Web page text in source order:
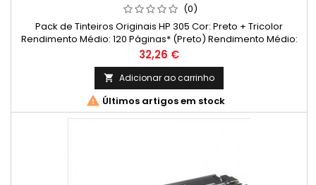
(0)
Pack de Tinteiros Originais HP 305 Cor: Preto + Tricolor
Rendimento Médio: 120 Páginas* (Preto) Rendimento Médio:
100 Páginas* (Cores)
Preço
32,26 €
 Adicionar ao carrinho
 Últimos artigos em stock